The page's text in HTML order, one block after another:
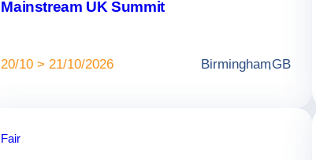
Mainstream UK Summit
20/10 > 21/10/2026 Birmingham
,GB
Fair